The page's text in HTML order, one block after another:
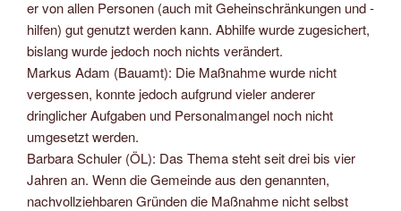
er von allen Personen (auch mit Geheinschränkungen und -
hilfen) gut genutzt werden kann. Abhilfe wurde zugesichert,
bislang wurde jedoch noch nichts verändert.
Markus Adam (Bauamt): Die Maßnahme wurde nicht
vergessen, konnte jedoch aufgrund vieler anderer
dringlicher Aufgaben und Personalmangel noch nicht
umgesetzt werden.
Barbara Schuler (ÖL): Das Thema steht seit drei bis vier
Jahren an. Wenn die Gemeinde aus den genannten,
nachvollziehbaren Gründen die Maßnahme nicht selbst